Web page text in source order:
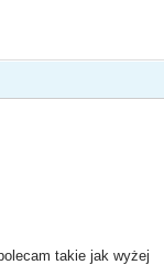
takie jak wyżej